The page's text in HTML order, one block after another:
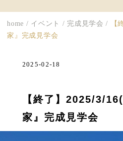
home / イベント / 完成見学会 /
【
家』完成見学会
【終了】2025/3/
家』完成見学会
2025-02-18